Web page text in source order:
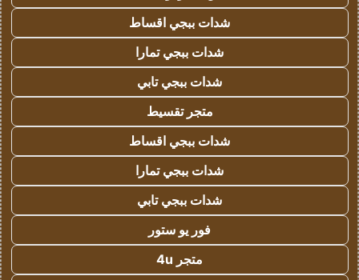
شدات ببجي اقساط
شدات ببجي تمارا
شدات ببجي تابي
متجر تقسيط
شدات ببجي اقساط
شدات ببجي تمارا
شدات ببجي تابي
فور يو ستور
متجر 4u